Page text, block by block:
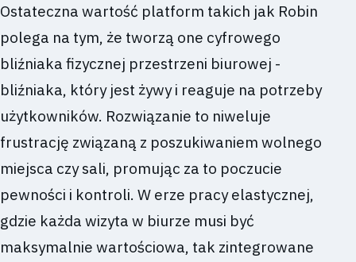
Ostateczna wartość platform takich jak Robin
polega na tym, że tworzą one cyfrowego
bliźniaka fizycznej przestrzeni biurowej -
bliźniaka, który jest żywy i reaguje na potrzeby
użytkowników. Rozwiązanie to niweluje
frustrację związaną z poszukiwaniem wolnego
miejsca czy sali, promując za to poczucie
pewności i kontroli. W erze pracy elastycznej,
gdzie każda wizyta w biurze musi być
maksymalnie wartościowa, tak zintegrowane